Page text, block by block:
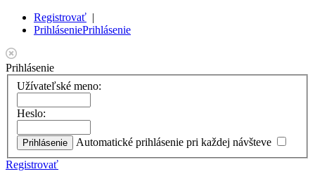
Registrovať |
PrihláseniePrihlásenie
Prihlásenie
Užívateľské meno:
Heslo:
Automatické prihlásenie pri každej návšteve
Registrovať